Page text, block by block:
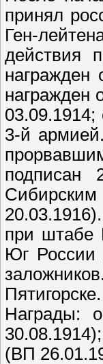
принял
Ген-
действия
награжден
награжден
3-й
подписан
при штабе
Юг России
Награды:
(ВП